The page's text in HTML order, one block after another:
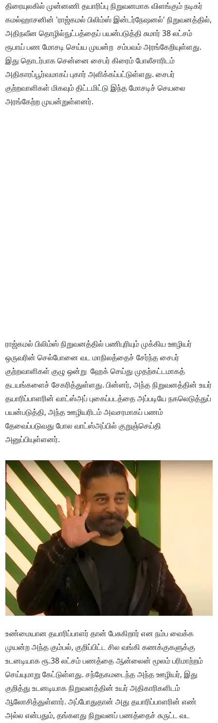
திரையுலகில் முன்னணி தயாரிப்பு நிறுவனமாக விளங்கும் நடிகர்
கமல்ஹாசனின் 'ராஜ்கமல் பிலிம்ஸ் இன்டர்நேஷனல்' நிறுவனத்தில்,
அதிநவீன தொழில்நுட்பத்தைப் பயன்படுத்தி சுமார் 38 லட்சம்
ரூபாய் பண மோசடி செய்ய முயன்ற சம்பவம் அரங்கேறியுள்ளது.
இது தொடர்பாக சென்னை சைபர் கிரைம் போலீசாரிடம்
அதிகாரப்பூர்வமாகப் புகார் அளிக்கப்பட்டுள்ளது. சைபர்
குற்றவாளிகள் மிகவும் திட்டமிட்டு இந்த மோசடிச் செயலை
அரங்கேற்ற முயன்றுள்ளனர்.
ராஜ்கமல் பிலிம்ஸ் நிறுவனத்தில் பணிபுரியும் முக்கிய ஊழியர்
ஒருவரின் செல்போனை வட மாநிலத்தைச் சேர்ந்த சைபர்
குற்றவாளிகள் குழு ஒன்று ஹேக் செய்து முதற்கட்டமாகத்
தடயங்களைச் சேகரித்துள்ளது. பின்னர், அந்த நிறுவனத்தின் உயர்
தயாரிப்பாளரின் வாட்ஸ்அப் புகைப்படத்தை அப்படியே நகலெடுத்துப்
பயன்படுத்தி, அந்த ஊழியரிடம் அவசரமாகப் பணம்
தேவைப்படுவது போல வாட்ஸ்அப்பில் குறுஞ்செய்தி
அனுப்பியுள்ளனர்.
உண்மையான தயாரிப்பாளர் தான் பேசுகிறார் என நம்ப வைக்க
முயன்ற அந்த கும்பல், குறிப்பிட்ட சில வங்கி கணக்குகளுக்கு
உடனடியாக ரூ.38 லட்சம் பணத்தை ஆன்லைன் மூலம் பரிமாற்றம்
செய்யுமாறு கேட்டுள்ளது. சந்தேகமடைந்த அந்த ஊழியர், இது
குறித்து உடனடியாக நிறுவனத்தின் உயர் அதிகாரிகளிடம்
ஆலோசித்துள்ளார். அப்போதுதான் அது தயாரிப்பாளரின் எண்
அல்ல என்பதும், தங்களது நிறுவனப் பணத்தைச் சுருட்ட வட